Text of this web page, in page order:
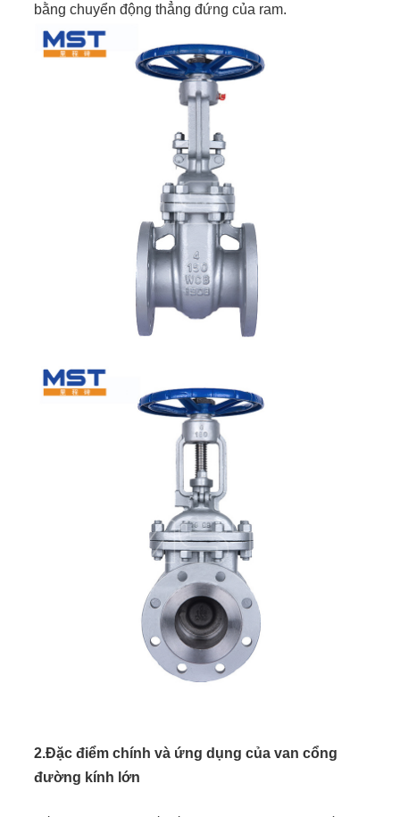
bằng chuyển động thẳng đứng của ram.
2.Đặc điểm chính và ứng dụng của van cổng
đường kính lớn